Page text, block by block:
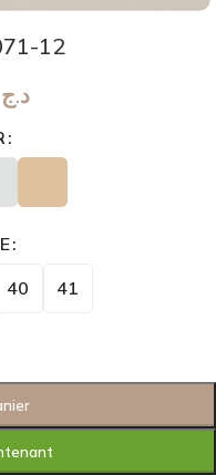
12
د.ج
40 41